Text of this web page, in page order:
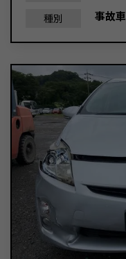
種別 事故車